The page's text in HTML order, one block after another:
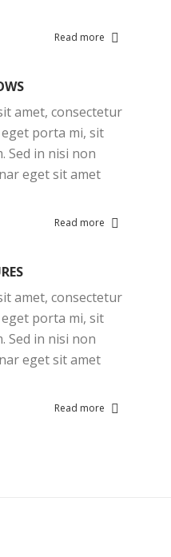
Read more
amet, consectetur
porta mi, sit
Sed in nisi non
eget sit amet
Read more
amet, consectetur
porta mi, sit
Sed in nisi non
eget sit amet
Read more